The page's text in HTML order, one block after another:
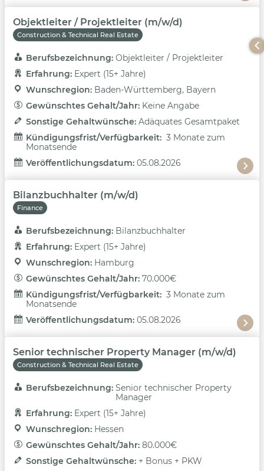
Objektleiter / Projektleiter (m/w/d)
Construction & Technical Real Estate
Berufsbezeichnung: Objektleiter / Projektleiter
Erfahrung: Expert (15+ Jahre)
Wunschregion: Baden-Württemberg, Bayern
Gewünschtes Gehalt/Jahr: Keine Angabe
Sonstige Gehaltwünsche: Adäquates Gesamtpaket
Kündigungsfrist/Verfügbarkeit: 3 Monate zum
Monatsende
Veröffentlichungsdatum: 05.08.2026
Bilanzbuchhalter (m/w/d)
Finance
Berufsbezeichnung: Bilanzbuchhalter
Erfahrung: Expert (15+ Jahre)
Wunschregion: Hamburg
Gewünschtes Gehalt/Jahr: 70.000€
Kündigungsfrist/Verfügbarkeit: 3 Monate zum
Monatsende
Veröffentlichungsdatum: 05.08.2026
Senior technischer Property Manager (m/w/d)
Construction & Technical Real Estate
Berufsbezeichnung: Senior technischer Property
Manager
Erfahrung: Expert (15+ Jahre)
Wunschregion: Hessen
Gewünschtes Gehalt/Jahr: 80.000€
Sonstige Gehaltwünsche: + Bonus + PKW